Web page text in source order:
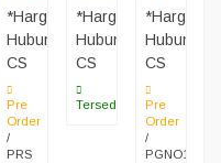
*Harga
Hubungi
CS
Pre
Order
/
PRS
*Harga
Hubungi
CS
Tersedia
*Harga
Hubungi
CS
Pre
Order
/
PGNO1